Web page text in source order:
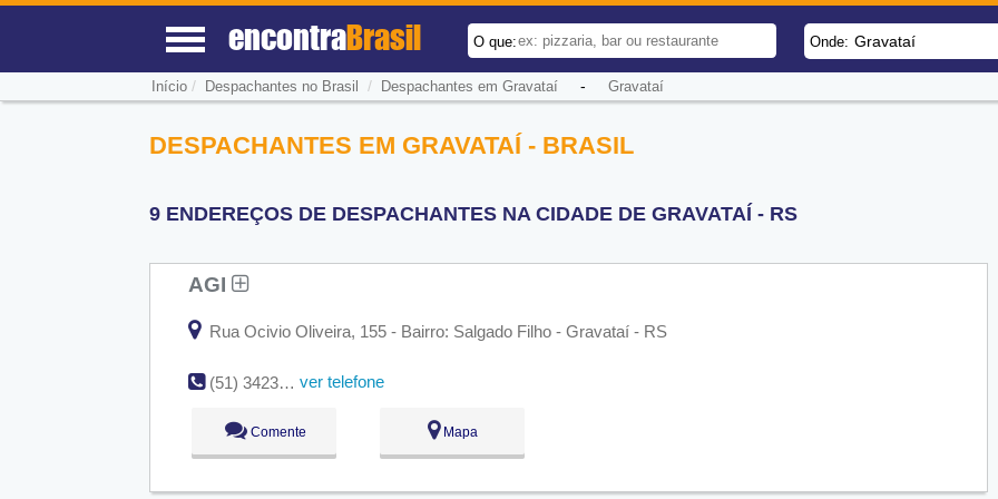
encontraBrasil O que: Onde: Gravataí
Início/ Despachantes no Brasil / Despachantes em Gravataí- Gravataí
DESPACHANTES EM GRAVATAÍ - BRASIL
9 ENDEREÇOS DE DESPACHANTES NA CIDADE DE GRAVATAÍ - RS
AGI
Rua Ocivio Oliveira, 155 - Bairro: Salgado Filho - Gravataí - RS
(51) 3423-2593 ver telefone
Comente Mapa